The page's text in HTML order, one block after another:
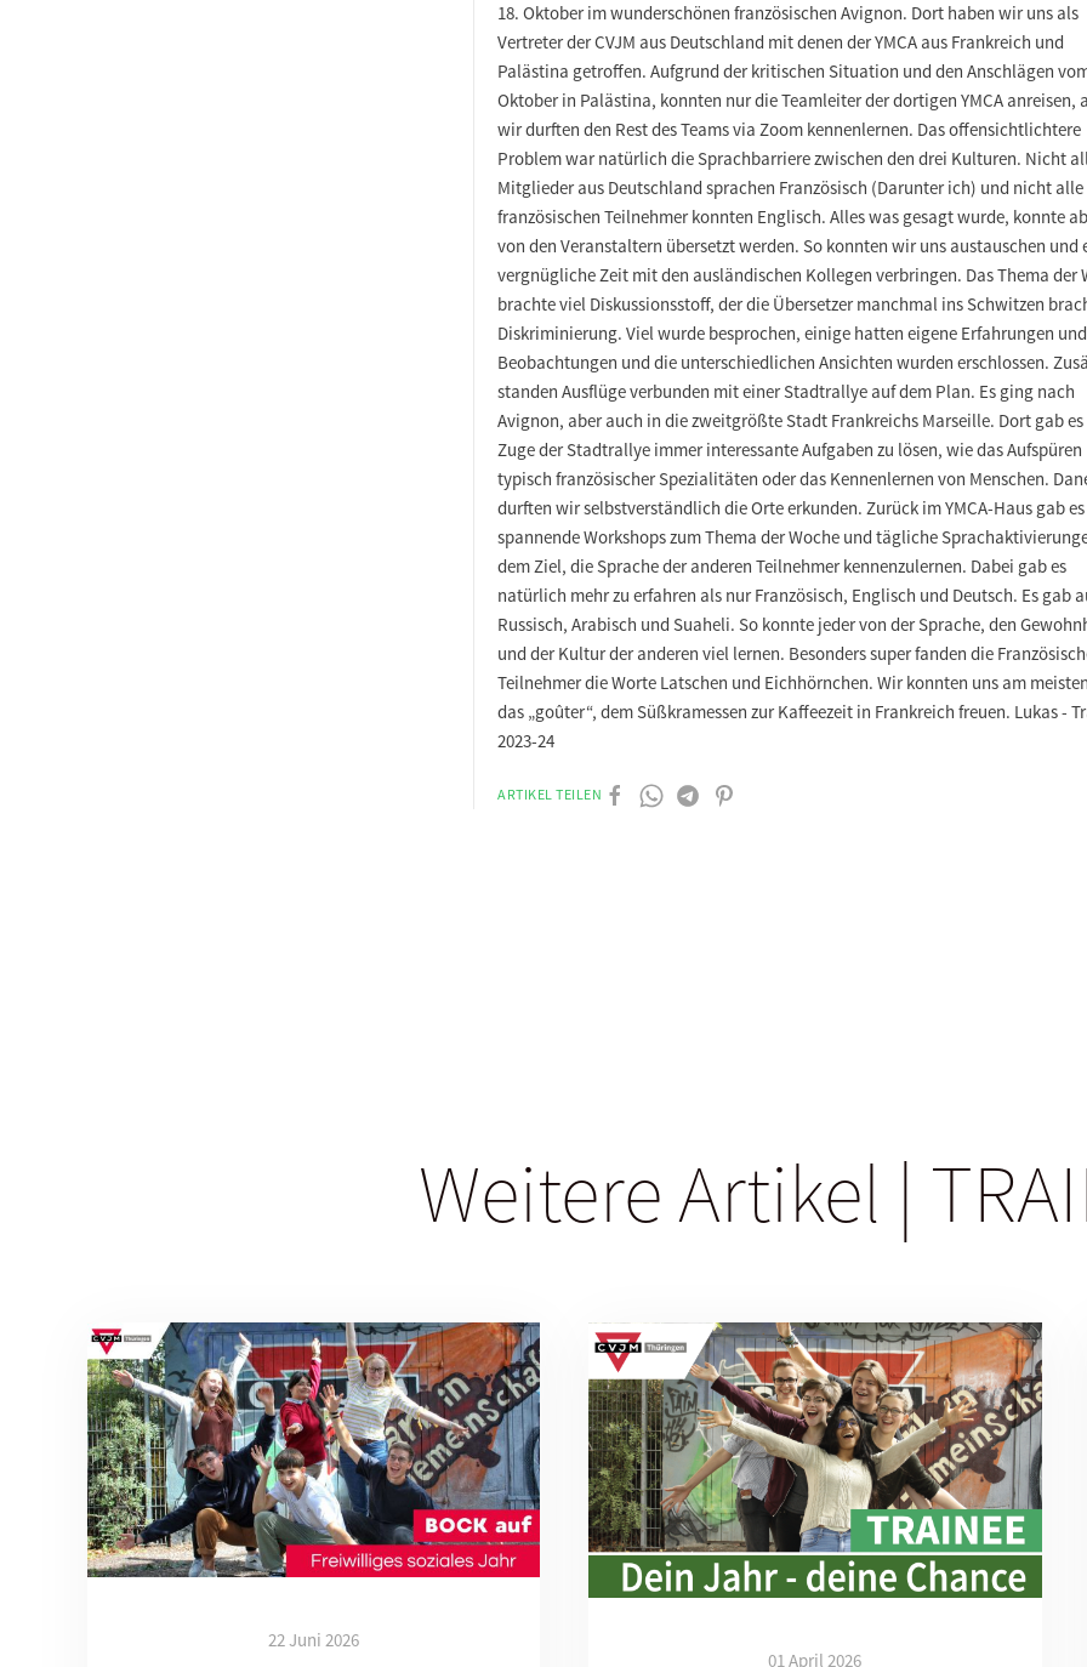
18. Oktober im wunderschönen französischen Avignon. Dort haben wir uns als
Vertreter der CVJM aus Deutschland mit denen der YMCA aus Frankreich und
Palästina getroffen. Aufgrund der kritischen Situation und den Anschlägen
Oktober in Palästina, konnten nur die Teamleiter der dortigen YMCA anreisen,
wir durften den Rest des Teams via Zoom kennenlernen. Das offensichtlichtere
Problem war natürlich die Sprachbarriere zwischen den drei Kulturen. Nicht
Mitglieder aus Deutschland sprachen Französisch (Darunter ich) und nicht alle
französischen Teilnehmer konnten Englisch. Alles was gesagt wurde, konnte
von den Veranstaltern übersetzt werden. So konnten wir uns austauschen und
vergnügliche Zeit mit den ausländischen Kollegen verbringen. Das Thema der
brachte viel Diskussionsstoff, der die Übersetzer manchmal ins Schwitzen
Diskriminierung. Viel wurde besprochen, einige hatten eigene Erfahrungen und
Beobachtungen und die unterschiedlichen Ansichten wurden erschlossen.
standen Ausflüge verbunden mit einer Stadtrallye auf dem Plan. Es ging nach
Avignon, aber auch in die zweitgrößte Stadt Frankreichs Marseille. Dort gab
Zuge der Stadtrallye immer interessante Aufgaben zu lösen, wie das Aufspüren
typisch französischer Spezialitäten oder das Kennenlernen von Menschen.
durften wir selbstverständlich die Orte erkunden. Zurück im YMCA-Haus gab es
spannende Workshops zum Thema der Woche und tägliche
dem Ziel, die Sprache der anderen Teilnehmer kennenzulernen. Dabei gab es
natürlich mehr zu erfahren als nur Französisch, Englisch und Deutsch. Es gab
Russisch, Arabisch und Suaheli. So konnte jeder von der Sprache, den
und der Kultur der anderen viel lernen. Besonders super fanden die
Teilnehmer die Worte Latschen und Eichhörnchen. Wir konnten uns am
das „goûter“, dem Süßkramessen zur Kaffeezeit in Frankreich freuen. Lukas -
2023-24
ARTIKEL TEILEN
Weitere Artikel |
22 Juni 2026
01 April 2026